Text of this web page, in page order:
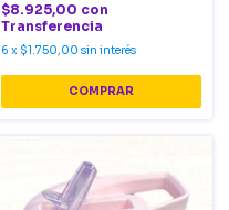
$8.925,00 con
Transferencia
6 x $1.750,00 sin interés